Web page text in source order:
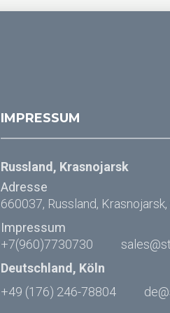
IMPRESSUM
Russland, Krasnojarsk
Adresse
660037, Russland,
Impressum
+7(960)7730730
Deutschland, Köln
+49 (176) 246-78804